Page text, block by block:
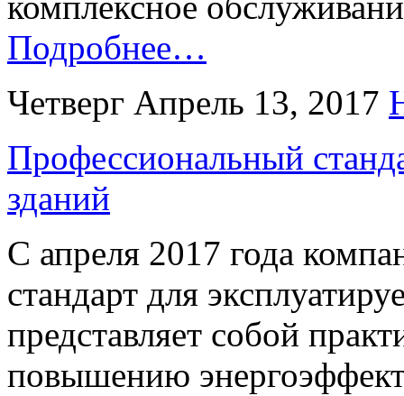
Подробнее…
Четверг Апрель 13, 2017
Профессиональный
зданий
С апреля 2017 года
стандарт для
представляет собой
повышению